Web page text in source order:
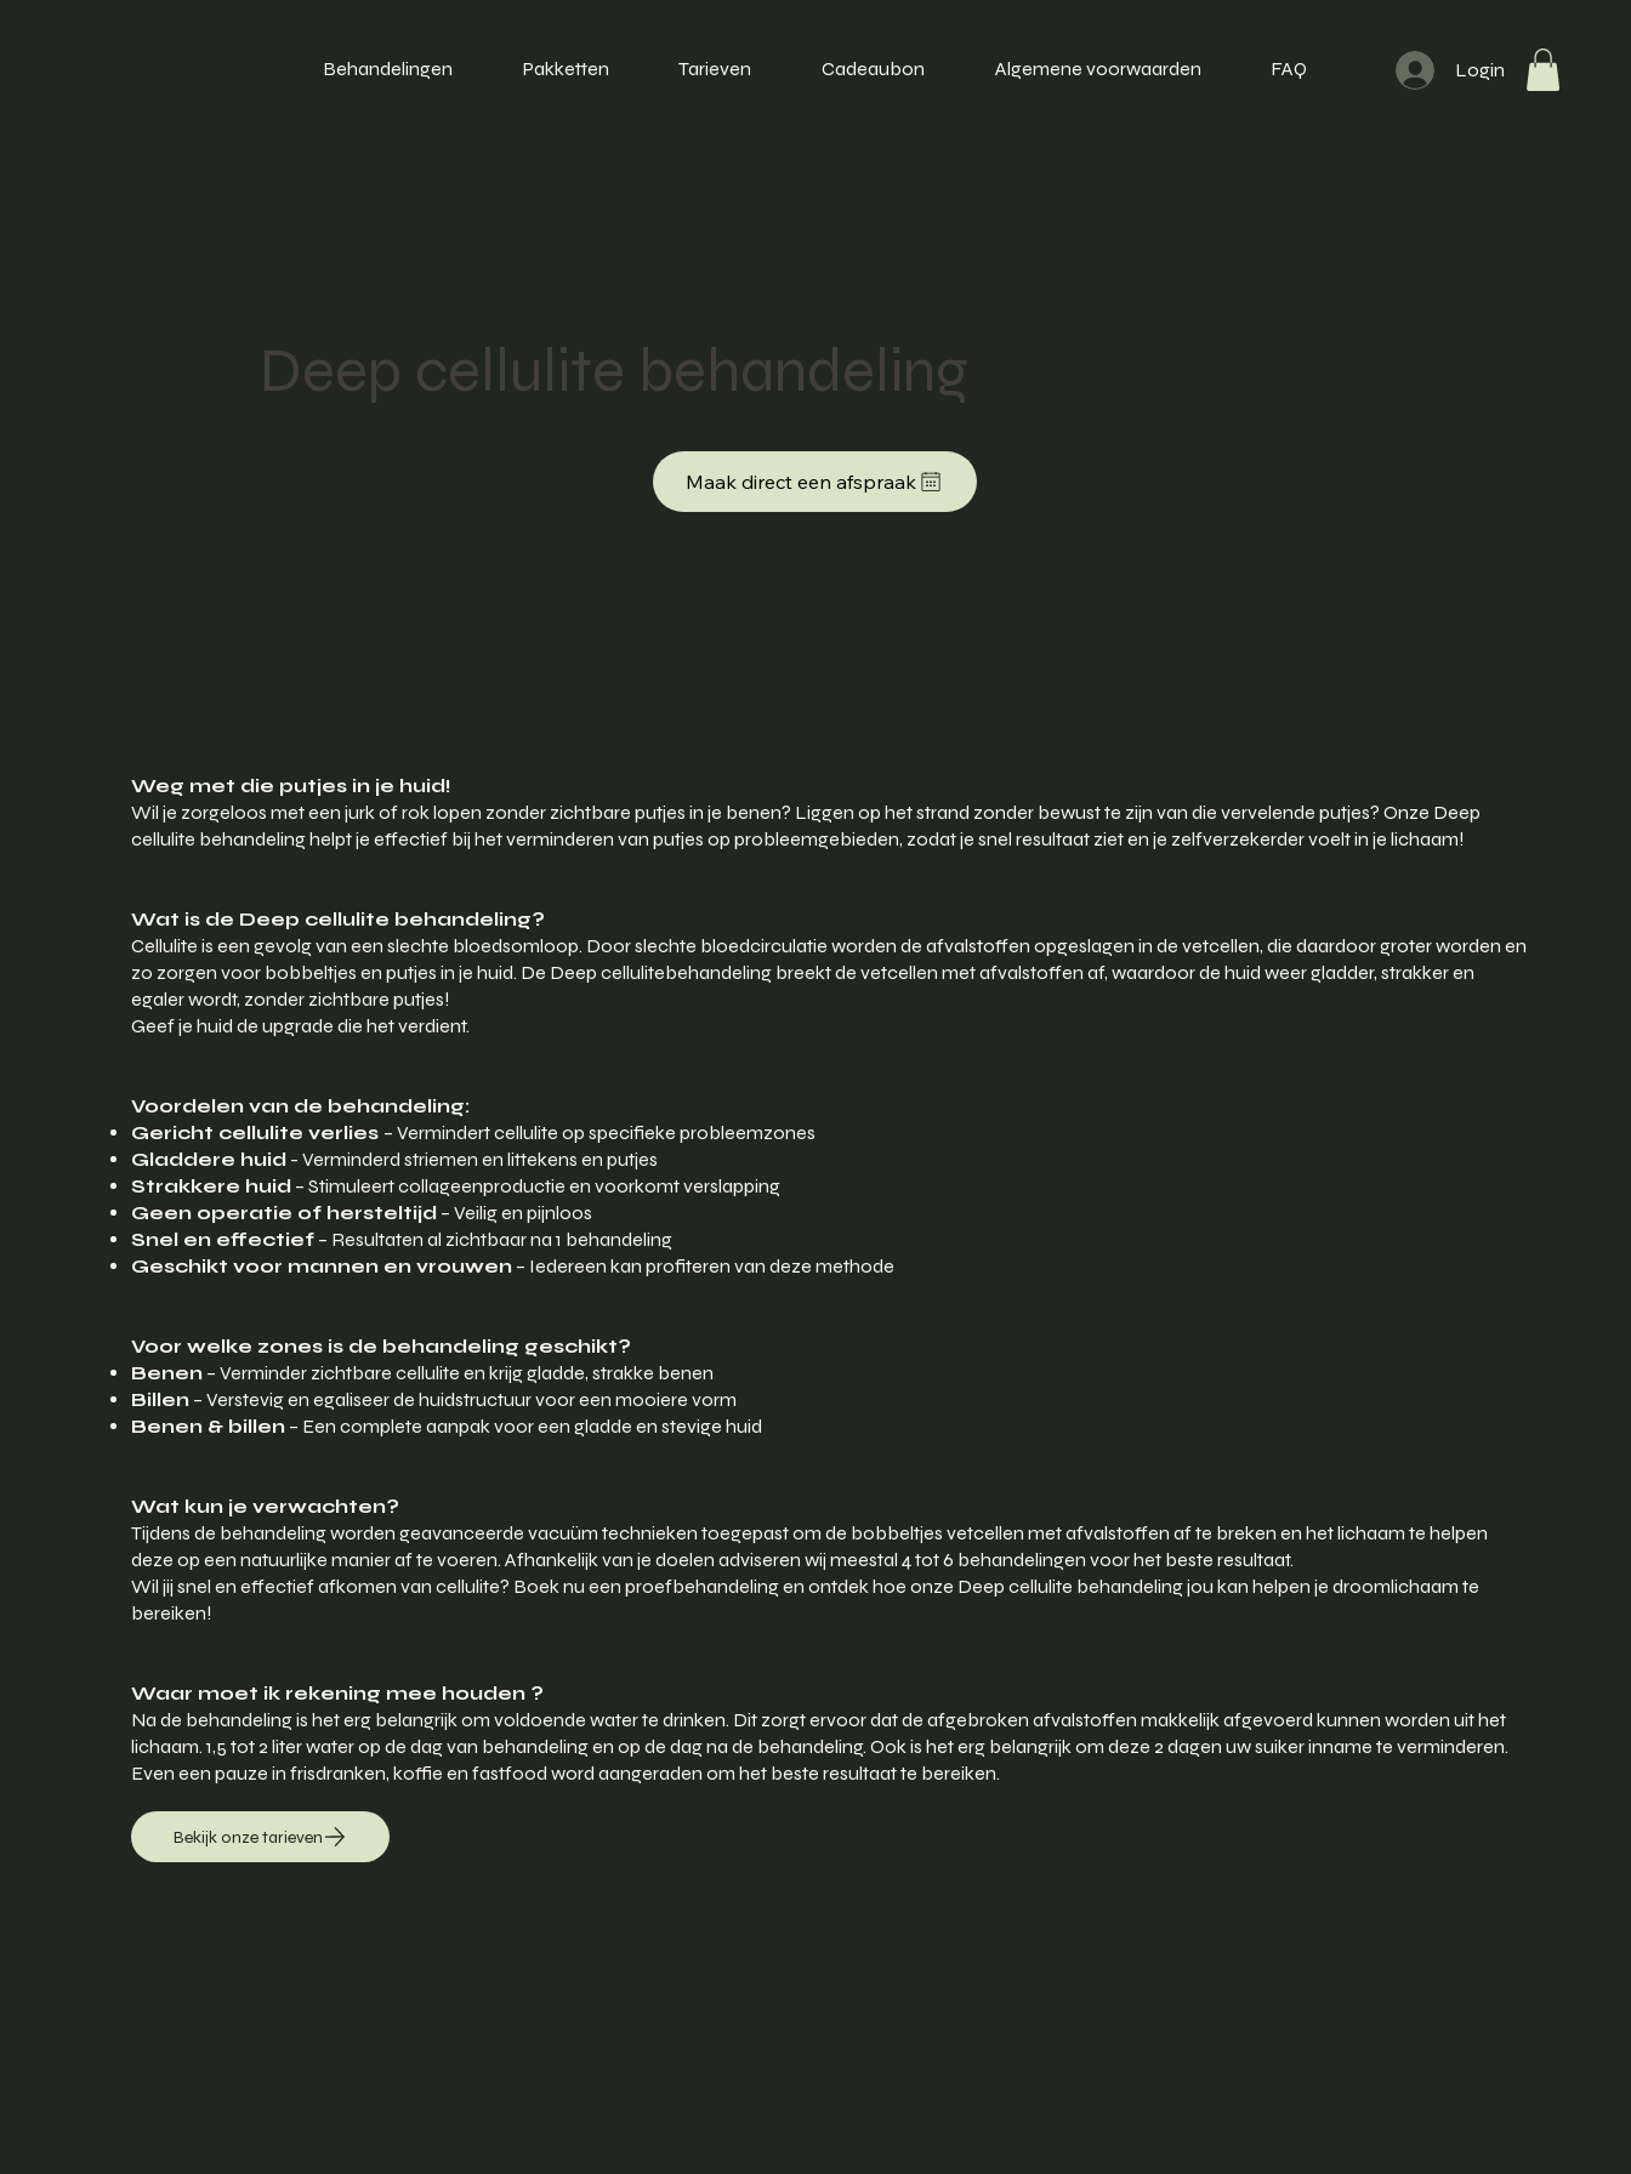
Behandelingen Pakketten Tarieven Cadeaubon Algemene voorwaarden FAQ Login
Deep cellulite behandeling
Maak direct een afspraak
Weg met die putjes in je huid!
Wil je zorgeloos met een jurk of rok lopen zonder zichtbare putjes in je benen? Liggen op het strand zonder bewust te zijn van die vervelende putjes? Onze Deep
cellulite behandeling helpt je effectief bij het verminderen van putjes op probleemgebieden, zodat je snel resultaat ziet en je zelfverzekerder voelt in je lichaam!
Wat is de Deep cellulite behandeling?
Cellulite is een gevolg van een slechte bloedsomloop. Door slechte bloedcirculatie worden de afvalstoffen opgeslagen in de vetcellen, die daardoor groter worden en
zo zorgen voor bobbeltjes en putjes in je huid. De Deep cellulitebehandeling breekt de vetcellen met afvalstoffen af, waardoor de huid weer gladder, strakker en
egaler wordt, zonder zichtbare putjes!
Geef je huid de upgrade die het verdient.
Voordelen van de behandeling:
Gericht cellulite verlies – Vermindert cellulite op specifieke probleemzones
Gladdere huid- Verminderd striemen en littekens en putjes
Strakkere huid– Stimuleert collageenproductie en voorkomt verslapping
Geen operatie of hersteltijd– Veilig en pijnloos
Snel en effectief– Resultaten al zichtbaar na 1 behandeling
Geschikt voor mannen en vrouwen– Iedereen kan profiteren van deze methode
Voor welke zones is de behandeling geschikt?
Benen– Verminder zichtbare cellulite en krijg gladde, strakke benen
Billen– Verstevig en egaliseer de huidstructuur voor een mooiere vorm
Benen & billen– Een complete aanpak voor een gladde en stevige huid
Wat kun je verwachten?
Tijdens de behandeling worden geavanceerde vacuüm technieken toegepast om de bobbeltjes vetcellen met afvalstoffen af te breken en het lichaam te helpen
deze op een natuurlijke manier af te voeren. Afhankelijk van je doelen adviseren wij meestal 4 tot 6 behandelingen voor het beste resultaat.
Wil jij snel en effectief afkomen van cellulite? Boek nu een proefbehandeling en ontdek hoe onze Deep cellulite behandeling jou kan helpen je droomlichaam te
bereiken!
Waar moet ik rekening mee houden ?
Na de behandeling is het erg belangrijk om voldoende water te drinken. Dit zorgt ervoor dat de afgebroken afvalstoffen makkelijk afgevoerd kunnen worden uit het
lichaam. 1,5 tot 2 liter water op de dag van behandeling en op de dag na de behandeling. Ook is het erg belangrijk om deze 2 dagen uw suiker inname te verminderen.
Even een pauze in frisdranken, koffie en fastfood word aangeraden om het beste resultaat te bereiken.
Bekijk onze tarieven